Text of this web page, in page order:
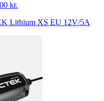
kr.
Lithium XS EU 12V/5A